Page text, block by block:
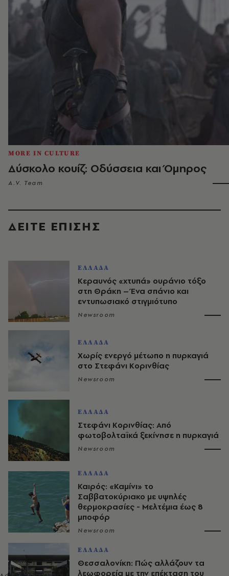
MORE IN CULTURE
Δύσκολο κουίζ: Οδύσσεια και Όμηρος
A.V. Team
ΔΕΙΤΕ ΕΠΙΣΗΣ
ΕΛΛΑΔΑ
Κεραυνός «χτυπά» ουράνιο τόξο
στη Θράκη – Ένα σπάνιο και
εντυπωσιακό στιγμιότυπο
Newsroom
ΕΛΛΑΔΑ
Χωρίς ενεργό μέτωπο η πυρκαγιά
στο Στεφάνι Κορινθίας
Newsroom
ΕΛΛΑΔΑ
Στεφάνι Κορινθίας: Από
φωτοβολταϊκά ξεκίνησε η πυρκαγιά
Newsroom
ΕΛΛΑΔΑ
Καιρός: «Καμίνι» το
Σαββατοκύριακο με υψηλές
θερμοκρασίες - Mελτέμια έως 8
μποφόρ
Newsroom
ΕΛΛΑΔΑ
Θεσσαλονίκη: Πώς αλλάζουν τα
λεωφορεία με την επέκταση του